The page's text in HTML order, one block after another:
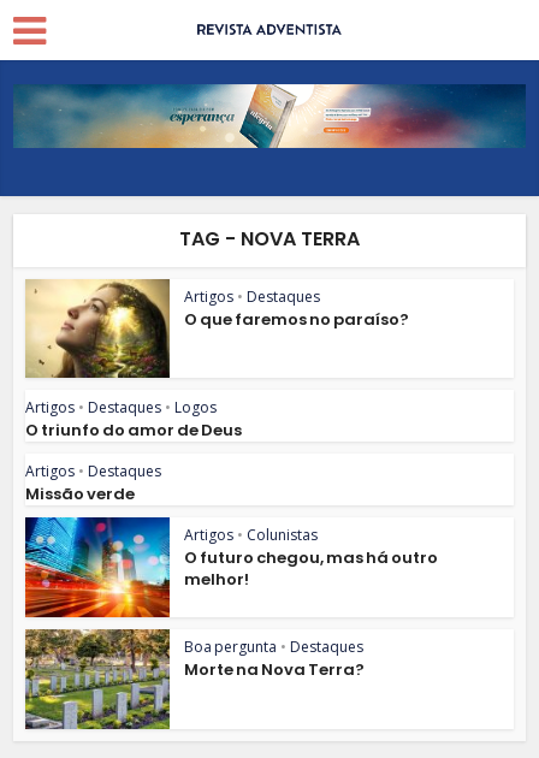
TAG - NOVA TERRA
Artigos • Destaques
O que faremos no paraíso?
Artigos • Destaques • Logos
O triunfo do amor de Deus
Artigos • Destaques
Missão verde
Artigos • Colunistas
O futuro chegou, mas há outro
melhor!
Boa pergunta • Destaques
Morte na Nova Terra?